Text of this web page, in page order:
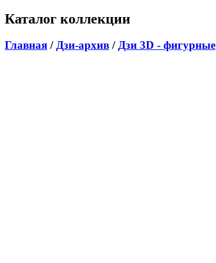
Каталог коллекции
Главная / Дзи-архив / Дзи 3D - фигурные